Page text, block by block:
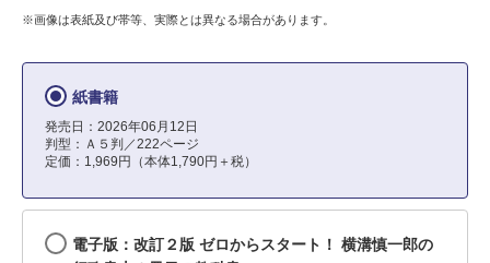
※画像は表紙及び帯等、実際とは異なる場合があります。
紙書籍
発売日：2026年06月12日
判型：Ａ５判／222ページ
定価：1,969円（本体1,790円＋税）
電子版：改訂２版 ゼロからスタート！ 横溝慎一郎の